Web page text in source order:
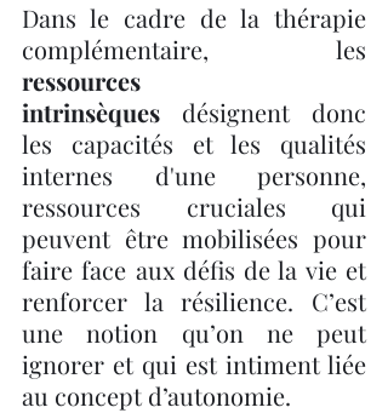
Dans le cadre de la thérapie
ressources
intrinsèques désignent donc
les capacités et les qualités
internes d'une personne,
ressources cruciales qui
peuvent être mobilisées pour
faire face aux défis de la vie et
renforcer la résilience. C’est
une notion qu’on ne peut
ignorer et qui est intiment liée
au concept d’autonomie.